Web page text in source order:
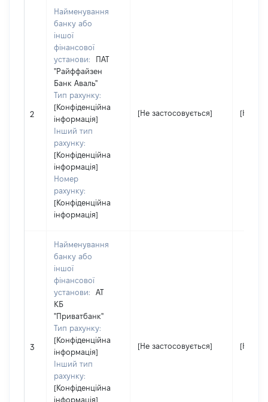
2
Найменування
банку або
іншої
фінансової
установи:
ПАТ
"Райффайзен
Банк Аваль"
Тип рахунку:
[Конфіденційна
інформація]
Інший тип
рахунку:
[Конфіденційна
інформація]
Номер
рахунку:
[Конфіденційна
інформація]
[Не застосовується] [Не
3
Найменування
банку або
іншої
фінансової
установи:
АТ
КБ
"Приватбанк"
Тип рахунку:
[Конфіденційна
інформація]
Інший тип
рахунку:
[Конфіденційна
інформація]
[Не застосовується] [Не